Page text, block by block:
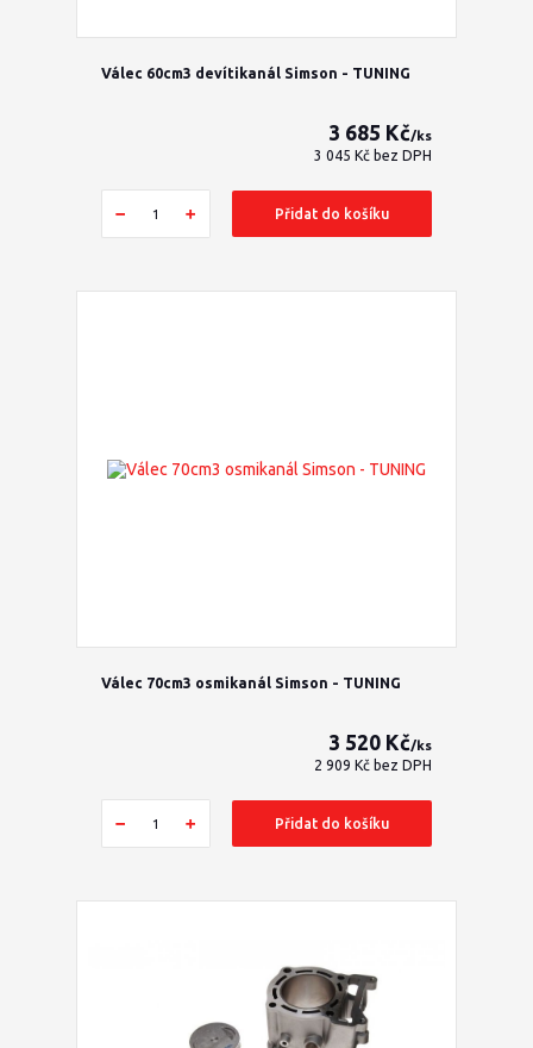
Válec 60cm3 devítikanál Simson - TUNING
3 685 Kč/ks
3 045 Kč bez DPH
Přidat do košíku
Válec 70cm3 osmikanál Simson - TUNING
3 520 Kč/ks
2 909 Kč bez DPH
Přidat do košíku